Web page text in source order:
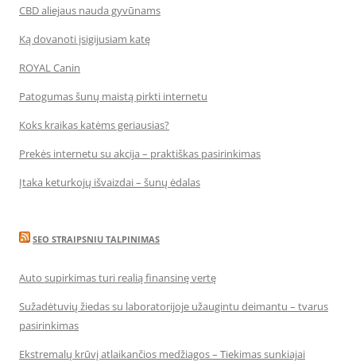
CBD aliejaus nauda gyvūnams
Ką dovanoti įsigijusiam katę
ROYAL Canin
Patogumas šunų maistą pirkti internetu
Koks kraikas katėms geriausias?
Prekės internetu su akcija – praktiškas pasirinkimas
Įtaka keturkojų išvaizdai – šunų ėdalas
SEO STRAIPSNIU TALPINIMAS
Auto supirkimas turi realią finansinę vertę
Sužadėtuvių žiedas su laboratorijoje užaugintu deimantu – tvarus
pasirinkimas
Ekstremalų krūvį atlaikančios medžiagos – Tiekimas sunkiajai